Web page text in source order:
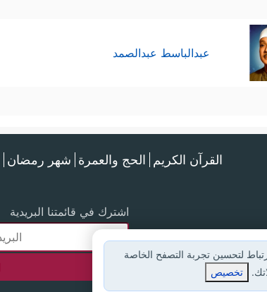
عبدالباسط عبدالصمد
القرآن الكريم الحج والعمرة شهر رمضان
اشترك في قائمتنا البريدية
لتحسين تجربة التصفح الخاصة
تخصيص